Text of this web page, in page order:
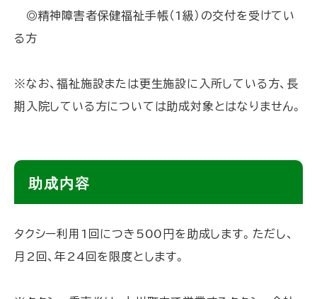
◎精神障害者保健福祉手帳（1級）の交付を受けてい
る方
※なお、福祉施設または更生施設に入所している方、長
期入院している方については助成対象とはなりません。
に
戻
助成内容
タクシー利用1回につき500円を助成します。ただし、
月2回、年24回を限度とします。